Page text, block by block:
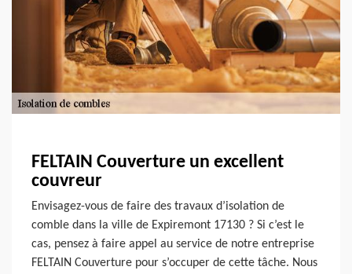
FELTAIN Couverture un excellent
couvreur
Envisagez-vous de faire des travaux d’isolation de
comble dans la ville de Expiremont 17130 ? Si c’est le
cas, pensez à faire appel au service de notre entreprise
FELTAIN Couverture pour s’occuper de cette tâche. Nous